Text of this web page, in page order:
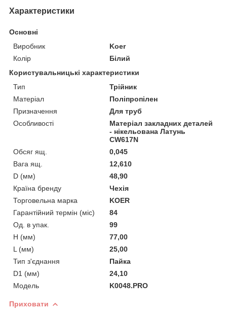
Характеристики
Основні
Виробник
Koer
Колір
Білий
Користувальницькі характеристики
Тип
Трійник
Матеріал
Поліпропілен
Призначення
Для труб
Особливості
Матеріал закладних деталей
- нікельована Латунь
CW617N
Обсяг ящ.
0,045
Вага ящ.
12,610
D (мм)
48,90
Країна бренду
Чехія
Торговельна марка
KOER
Гарантійний термін (міс)
84
Од. в упак.
99
H (мм)
77,00
L (мм)
25,00
Тип з'єднання
Пайка
D1 (мм)
24,10
Мoдель
K0048.PRO
Приховати